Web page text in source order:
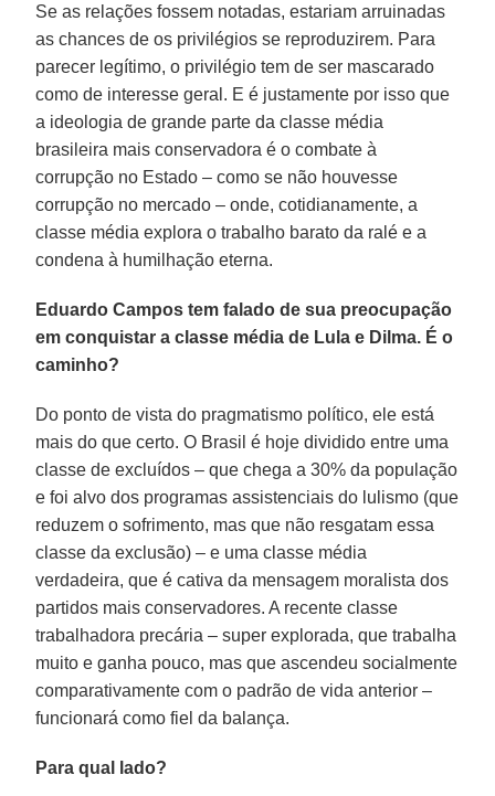
Se as relações fossem notadas, estariam arruinadas
as chances de os privilégios se reproduzirem. Para
parecer legítimo, o privilégio tem de ser mascarado
como de interesse geral. E é justamente por isso que
a ideologia de grande parte da classe média
brasileira mais conservadora é o combate à
corrupção no Estado – como se não houvesse
corrupção no mercado – onde, cotidianamente, a
classe média explora o trabalho barato da ralé e a
condena à humilhação eterna.
Eduardo Campos tem falado de sua preocupação
em conquistar a classe média de Lula e Dilma. É o
caminho?
Do ponto de vista do pragmatismo político, ele está
mais do que certo. O Brasil é hoje dividido entre uma
classe de excluídos – que chega a 30% da população
e foi alvo dos programas assistenciais do lulismo (que
reduzem o sofrimento, mas que não resgatam essa
classe da exclusão) – e uma classe média
verdadeira, que é cativa da mensagem moralista dos
partidos mais conservadores. A recente classe
trabalhadora precária – super explorada, que trabalha
muito e ganha pouco, mas que ascendeu socialmente
comparativamente com o padrão de vida anterior –
funcionará como fiel da balança.
Para qual lado?